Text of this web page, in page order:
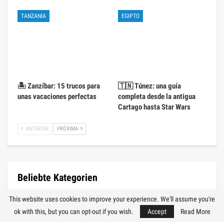
TANZANIA
🏝️ Zanzíbar: 15 trucos para
unas vacaciones perfectas
EGIPTO
🇹🇳 Túnez: una guía
completa desde la antigua
Cartago hasta Star Wars
ANTERIOR PRÓXIMA
Beliebte Kategorien
🌏 Європа 1427
This website uses cookies to improve your experience. We'll assume you're
ok with this, but you can opt-out if you wish.
Accept Read More